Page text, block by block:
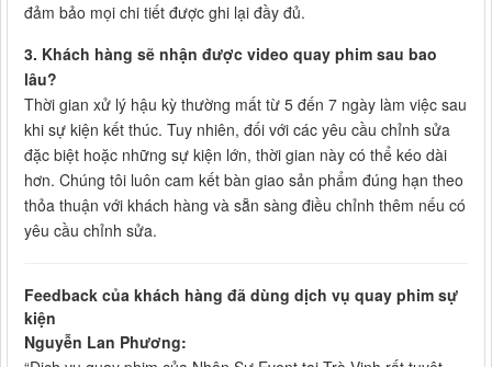
đảm bảo mọi chi tiết được ghi lại đầy đủ.
3. Khách hàng sẽ nhận được video quay phim sau bao
lâu?
Thời gian xử lý hậu kỳ thường mất từ 5 đến 7 ngày làm việc sau
khi sự kiện kết thúc. Tuy nhiên, đối với các yêu cầu chỉnh sửa
đặc biệt hoặc những sự kiện lớn, thời gian này có thể kéo dài
hơn. Chúng tôi luôn cam kết bàn giao sản phẩm đúng hạn theo
thỏa thuận với khách hàng và sẵn sàng điều chỉnh thêm nếu có
yêu cầu chỉnh sửa.
Feedback của khách hàng đã dùng dịch vụ quay phim sự
kiện
Nguyễn Lan Phương: